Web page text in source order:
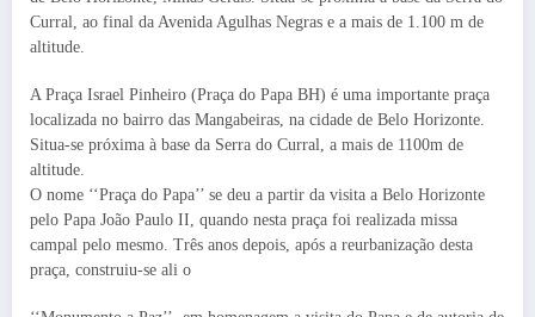
Curral, ao final da Avenida Agulhas Negras e a mais de 1.100 m de
altitude.
A Praça Israel Pinheiro (Praça do Papa BH) é uma importante praça
localizada no bairro das Mangabeiras, na cidade de Belo Horizonte.
Situa-se próxima à base da Serra do Curral, a mais de 1100m de
altitude.
O nome ‘‘Praça do Papa’’ se deu a partir da visita a Belo Horizonte
pelo Papa João Paulo II, quando nesta praça foi realizada missa
campal pelo mesmo. Três anos depois, após a reurbanização desta
praça, construiu-se ali o